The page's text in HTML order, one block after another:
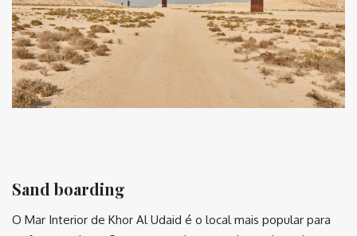
Sand boarding
O Mar Interior de Khor Al Udaid é o local mais popular para